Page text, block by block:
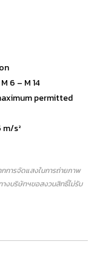
6 – M 14
permitted
s²
การจัดแสงในการถ่ายภาพ
งบริษัทฯขอสงวนสิทธิ์ไม่รับ